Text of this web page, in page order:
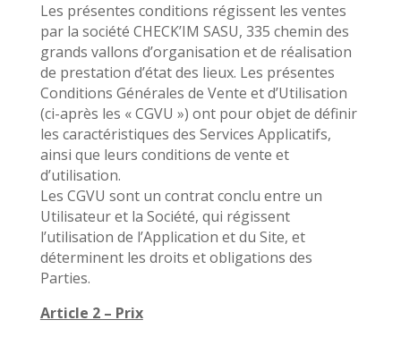
Les présentes conditions régissent les ventes
par la société CHECK’IM SASU, 335 chemin des
grands vallons d’organisation et de réalisation
de prestation d’état des lieux. Les présentes
Conditions Générales de Vente et d’Utilisation
(ci-après les « CGVU ») ont pour objet de définir
les caractéristiques des Services Applicatifs,
ainsi que leurs conditions de vente et
d’utilisation.
Les CGVU sont un contrat conclu entre un
Utilisateur et la Société, qui régissent
l’utilisation de l’Application et du Site, et
déterminent les droits et obligations des
Parties.
Article 2 – Prix